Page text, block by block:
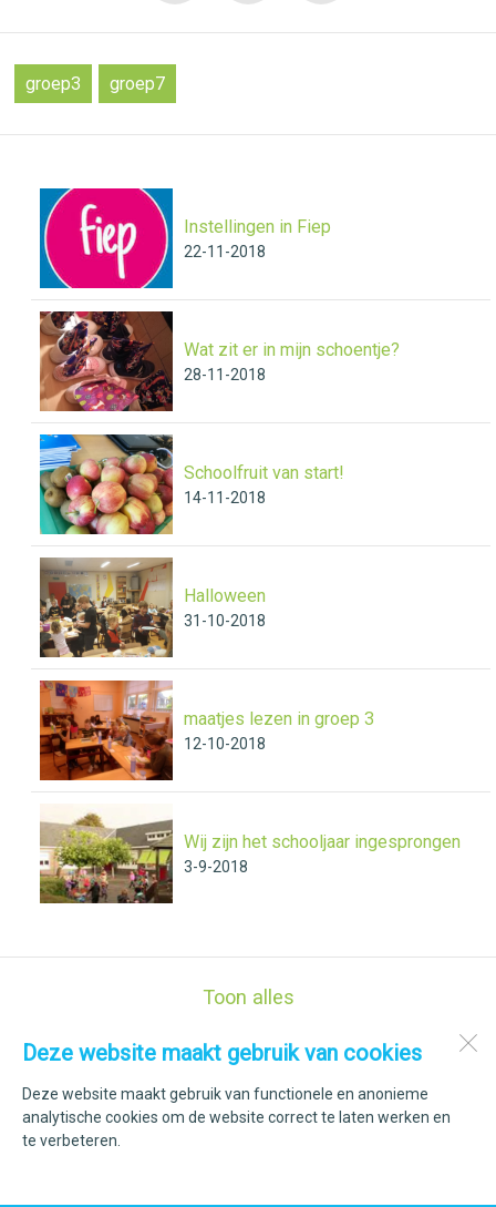
Deze website maakt gebruik van cookies
Deze website maakt gebruik van functionele en anonieme
analytische cookies om de website correct te laten werken en
te verbeteren.
groep3 groep7
Instellingen in Fiep
22-11-2018
Wat zit er in mijn schoentje?
28-11-2018
Schoolfruit van start!
14-11-2018
Halloween
31-10-2018
maatjes lezen in groep 3
12-10-2018
Wij zijn het schooljaar ingesprongen
3-9-2018
Toon alles
Elft 53
1777 AC
Hippolytushoef